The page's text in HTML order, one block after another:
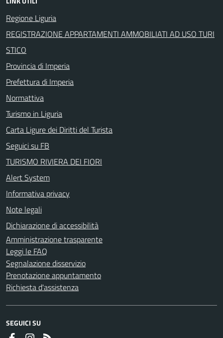
Regione Liguria
REGISTRAZIONE APPARTAMENTI AMMOBILIATI AD USO TURI
STICO
Provincia di Imperia
Prefettura di Imperia
Normattiva
Turismo in Liguria
Carta Ligure dei Diritti del Turista
Seguici su FB
TURISMO RIVIERA DEI FIORI
Alert System
Informativa privacy
Note legali
Dichiarazione di accessibilità
Amministrazione trasparente
Leggi le FAQ
Segnalazione disservizio
Prenotazione appuntamento
Richiesta d'assistenza
SEGUICI SU